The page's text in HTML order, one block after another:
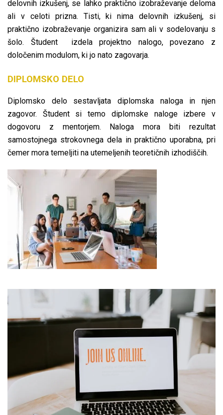
delovnih izkušenj, se lahko praktično izobraževanje deloma
ali v celoti prizna. Tisti, ki nima delovnih izkušenj, si
praktično izobraževanje organizira sam ali v sodelovanju s
šolo. Študent izdela projektno nalogo, povezano z
določenim modulom, ki jo nato zagovarja.
DIPLOMSKO DELO
Diplomsko delo sestavljata diplomska naloga in njen
zagovor. Študent si temo diplomske naloge izbere v
dogovoru z mentorjem. Naloga mora biti rezultat
samostojnega strokovnega dela in praktično uporabna, pri
čemer mora temeljiti na utemeljenih teoretičnih izhodiščih.